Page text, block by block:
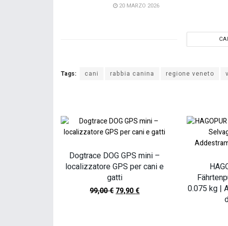
20 MARZO 2026
Tags: cani rabbia canina regione veneto
Dogtrace DOG GPS mini –
localizzatore GPS per cani e
gatti
99,00€ 79,90€
0.075 kg |